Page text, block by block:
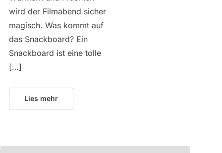
wird der Filmabend sicher
magisch. Was kommt auf
das Snackboard? Ein
Snackboard ist eine tolle
[…]
Lies mehr